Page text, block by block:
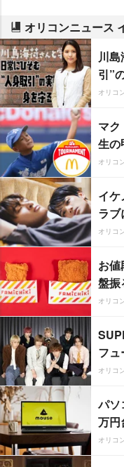
オリコンニュース
川
引”
オリコ
マ
生の
オリコ
イ
ラ
オリコ
お
盤振
オリコ
フュ
オリコ
パソ
万円
オリコ